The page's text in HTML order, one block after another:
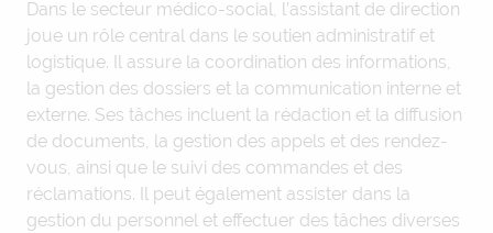
Dans le secteur médico-social, l’assistant de direction
joue un rôle central dans le soutien administratif et
logistique. Il assure la coordination des informations,
la gestion des dossiers et la communication interne et
externe. Ses tâches incluent la rédaction et la diffusion
de documents, la gestion des appels et des rendez-
vous, ainsi que le suivi des commandes et des
réclamations. Il peut également assister dans la
gestion du personnel et effectuer des tâches diverses